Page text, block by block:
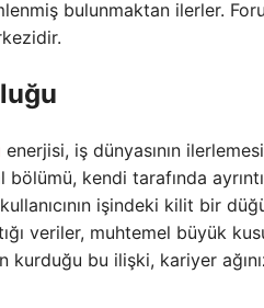
bulunmaktan ilerler.
enerjisi, iş dünyasının
kendi tarafında
işindeki kilit bir
veriler, muhtemel büyük
bu ilişki, kariyer